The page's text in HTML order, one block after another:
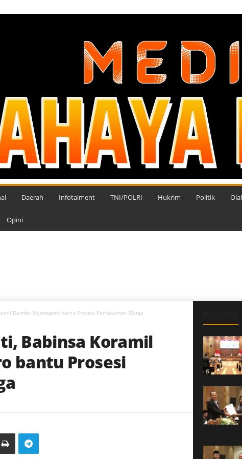
Daerah Infotaiment TNI/POLRI Hukrim Politik
Opini
Dander Bojonegoro bantu Prosesi Pemakaman Warga
Babinsa Koramil
bantu Prosesi